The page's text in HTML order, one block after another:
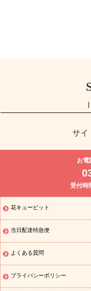
サイ
お祝
お供え
通夜・葬儀に贈る花
胡
のイベント
ひまわり ギ
盆）
季節のイベント
初盆）
お盆・お供え 花
ドフラワー
ひまわり ギ
元・暑中見舞い 花のギフ
ゼント特集
敬老の日に
花のおすすめランキング
特集
敬老の日 花とセッ
お電
受付
花キューピット
当日配達特急便
よくある質問
プライバシーポリシー